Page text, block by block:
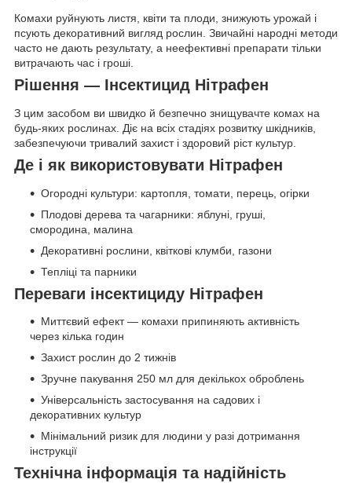
Комахи руйнують листя, квіти та плоди, знижують урожай і
псують декоративний вигляд рослин. Звичайні народні методи
часто не дають результату, а неефективні препарати тільки
витрачають час і гроші.
Рішення — Інсектицид Нітрафен
З цим засобом ви швидко й безпечно знищувачте комах на
будь-яких рослинах. Діє на всіх стадіях розвитку шкідників,
забезпечуючи тривалий захист і здоровий ріст культур.
Де і як використовувати Нітрафен
Огородні культури: картопля, томати, перець, огірки
Плодові дерева та чагарники: яблуні, груші,
смородина, малина
Декоративні рослини, квіткові клумби, газони
Тепліці та парники
Переваги інсектициду Нітрафен
Миттєвий ефект — комахи припиняють активність
через кілька годин
Захист рослин до 2 тижнів
Зручне пакування 250 мл для декількох оброблень
Універсальність застосування на садових і
декоративних культур
Мінімальний ризик для людини у разі дотримання
інструкції
Технічна інформація та надійність